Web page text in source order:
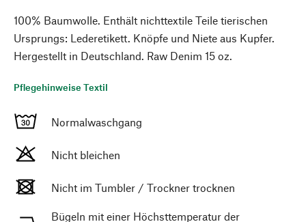
100% Baumwolle. Enthält nichttextile Teile tierischen
Ursprungs: Lederetikett. Knöpfe und Niete aus Kupfer.
Hergestellt in Deutschland. Raw Denim 15 oz.
Pflegehinweise Textil
Normalwaschgang
Nicht bleichen
Nicht im Tumbler / Trockner trocknen
Bügeln mit einer Höchsttemperatur der